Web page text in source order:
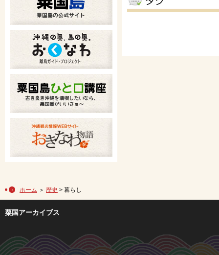
ホーム ＞ 歴史 > 暮らし
粟国アーカイブス